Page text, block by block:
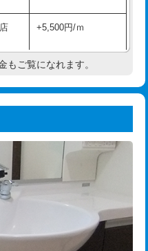
27,500円
38,500円
38,500円
現場見積
です。
3,300円
5,500円
止
5,500円
作
11,000円
使
33,000円
+5,500円/ｍ
現地調査
+3,300円
33,000円
・修
11,000円
もご覧になれます。